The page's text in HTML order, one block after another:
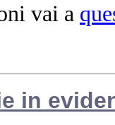
vai a
in